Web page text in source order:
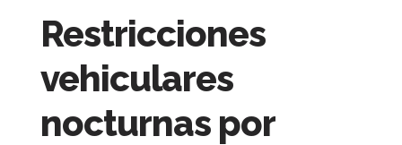
Restricciones
vehiculares
nocturnas por